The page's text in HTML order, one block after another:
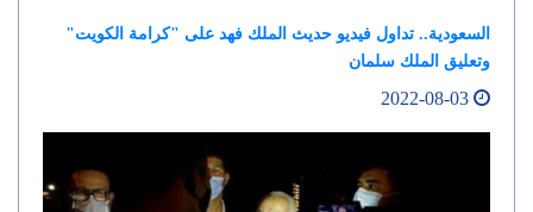
السعودية.. تداول فيديو حديث الملك فهد على "كرامة الكويت"
وتعليق الملك سلمان